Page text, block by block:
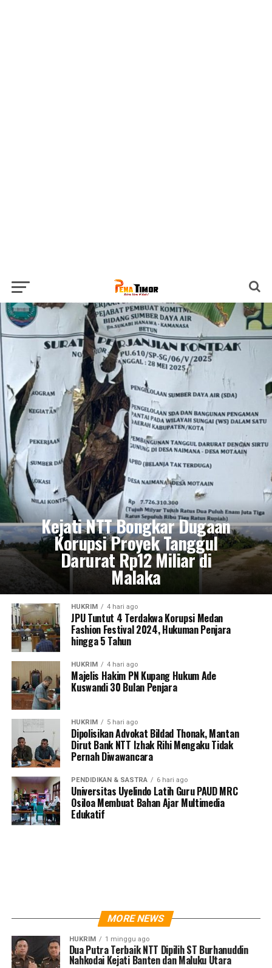
Kejati NTT Bongkar Dugaan
Korupsi Proyek Tanggul
Darurat Rp12 Miliar di
Malaka
HUKRIM 4 hari ago
JPU Tuntut 4 Terdakwa Korupsi Medan
Fashion Festival 2024, Hukuman Penjara
hingga 5 Tahun
HUKRIM 4 hari ago
Majelis Hakim PN Kupang Hukum Ade
Kuswandi 30 Bulan Penjara
HUKRIM 5 hari ago
Dipolisikan Advokat Bildad Thonak, Mantan
Dirut Bank NTT Izhak Rihi Mengaku Tidak
Pernah Diwawancara
PENDIDIKAN & SASTRA 6 hari ago
Universitas Uyelindo Latih Guru PAUD MRC
Osiloa Membuat Bahan Ajar Multimedia
Edukatif
MORE NEWS
HUKRIM 1 minggu ago
Dua Putra Terbaik NTT Dipilih ST Burhanuddin
Nahkodai Kejati Banten dan Maluku Utara